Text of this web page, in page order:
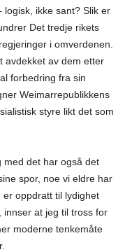
ikke sant? Slik er
Det tredje rikets
i omverdenen.
avdekket av dem etter
forbedring fra sin
Weimarrepublikkens
styre likt det som
med det har også det
spor, noe vi eldre har
oppdratt til lydighet
at jeg til tross for
moderne tenkemåte